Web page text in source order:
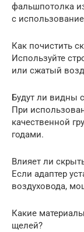
фальшпотолка
с
Как почистить
Используйте
или сжатый
Будут ли видны
При
качественной
годами.
Влияет ли
Если адаптер
воздуховода,
Какие
щелей?